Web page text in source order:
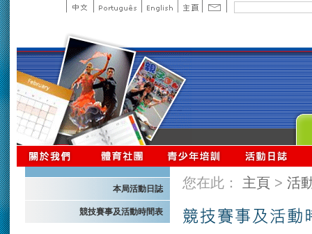
本局活動日誌
競技賽事及活動時間表
您在此： 主頁 > 活